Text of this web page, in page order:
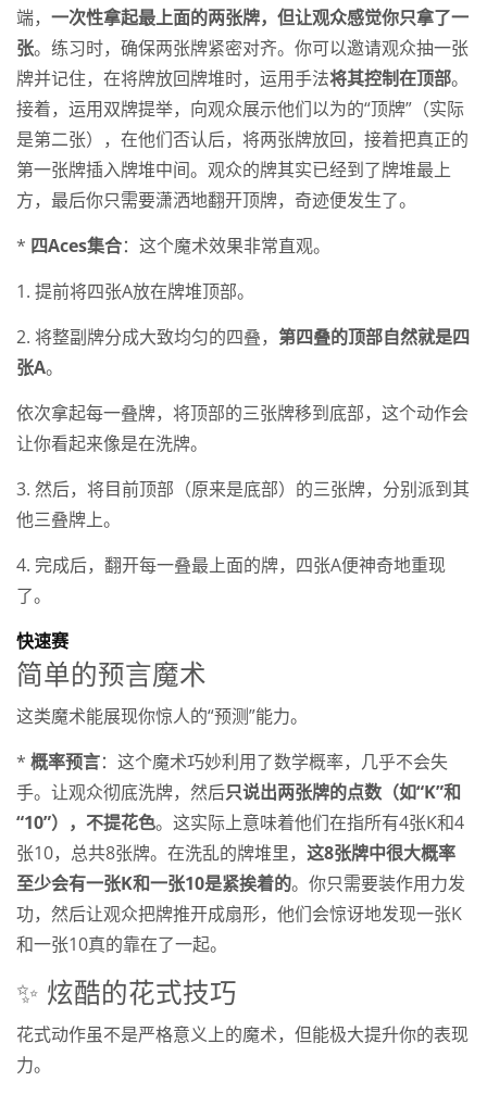
端， 一次性拿起最上面的两张牌，但让观众感觉你只拿了一
张。练习时，确保两张牌紧密对齐。你可以邀请观众抽一张
牌并记住，在将牌放回牌堆时，运用手法将其控制在顶部。
接着，运用双牌提举，向观众展示他们以为的“顶牌”（实际
是第二张），在他们否认后，将两张牌放回，接着把真正的
第一张牌插入牌堆中间。观众的牌其实已经到了牌堆最上
方，最后你只需要潇洒地翻开顶牌，奇迹便发生了。
* 四Aces集合：这个魔术效果非常直观。
1. 提前将四张A放在牌堆顶部。
2. 将整副牌分成大致均匀的四叠， 第四叠的顶部自然就是四
张A。
依次拿起每一叠牌，将顶部的三张牌移到底部，这个动作会
让你看起来像是在洗牌。
3. 然后，将目前顶部（原来是底部）的三张牌，分别派到其
他三叠牌上。
4. 完成后，翻开每一叠最上面的牌，四张A便神奇地重现
了。
快速赛
简单的预言魔术
这类魔术能展现你惊人的“预测”能力。
* 概率预言：这个魔术巧妙利用了数学概率，几乎不会失
手。让观众彻底洗牌，然后只说出两张牌的点数（如“K”和
“10”），不提花色。这实际上意味着他们在指所有4张K和4
张10，总共8张牌。在洗乱的牌堆里， 这8张牌中很大概率
至少会有一张K和一张10是紧挨着的。你只需要装作用力发
功，然后让观众把牌推开成扇形，他们会惊讶地发现一张K
和一张10真的靠在了一起。
✨ 炫酷的花式技巧
花式动作虽不是严格意义上的魔术，但能极大提升你的表现
力。